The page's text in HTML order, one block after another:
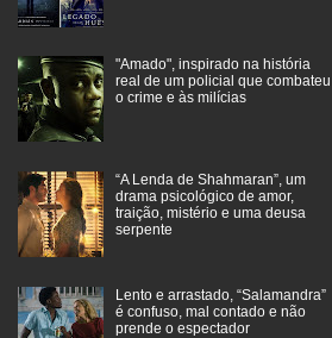
"Amado", inspirado na história
real de um policial que combateu
o crime e às milícias
“A Lenda de Shahmaran”, um
drama psicológico de amor,
traição, mistério e uma deusa
serpente
Lento e arrastado, “Salamandra”
é confuso, mal contado e não
prende o espectador